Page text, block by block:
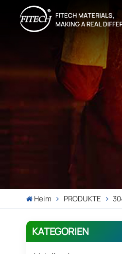
Heim PRODUKTE
KATEGORIEN